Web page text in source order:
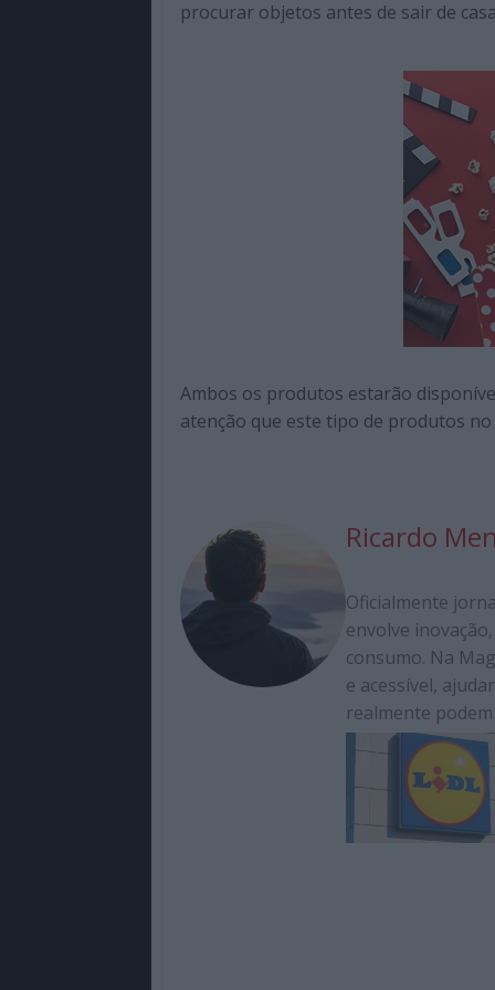
procurar objetos antes de sair de
Ambos os produtos estarão
atenção que este tipo de produtos
Ricardo
Oficialmente
envolve
consumo. Na
e acessível,
realmente